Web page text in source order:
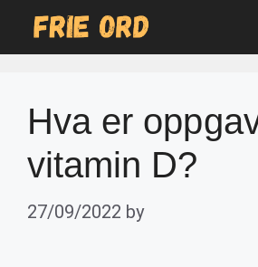
Hva er
vitamin D?
27/09/2022 by